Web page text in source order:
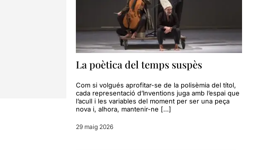
La poètica del temps suspès
Com si volgués aprofitar-se de la polisèmia del títol,
cada representació d’Inventions juga amb l’espai que
l’acull i les variables del moment per ser una peça
nova i, alhora, mantenir-ne […]
29 maig 2026